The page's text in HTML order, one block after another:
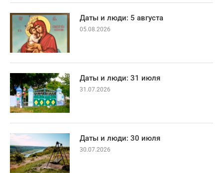
Даты и люди: 5 августа
05.08.2026
Даты и люди: 31 июля
31.07.2026
Даты и люди: 30 июля
30.07.2026